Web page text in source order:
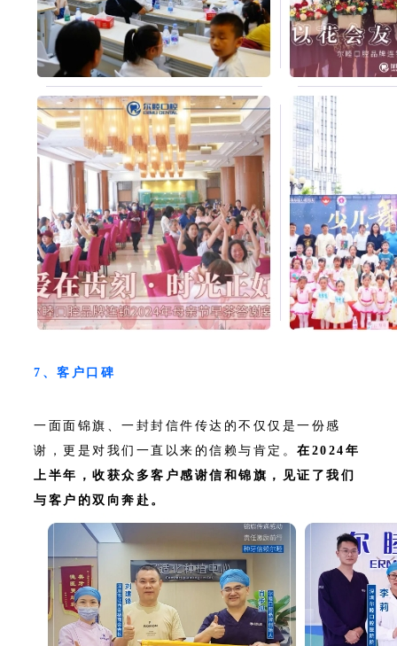
7、客户口碑
一面面锦旗、一封封信件传达的不仅仅是一份感
谢，更是对我们一直以来的信赖与肯定。 在2024年
上半年，收获众多客户感谢信和锦旗，见证了我们
与客户的双向奔赴。